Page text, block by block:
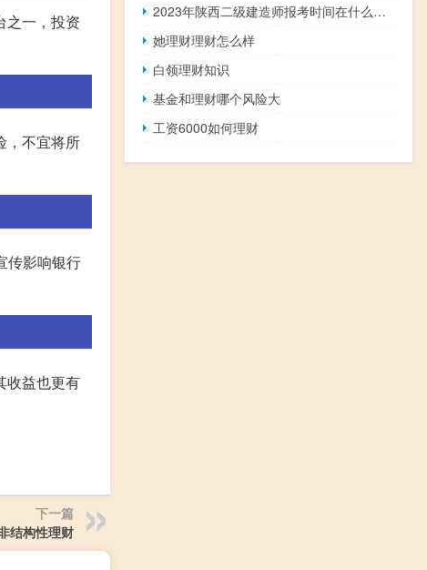
之一，投资
，不宜将所
传影响银行
收益也更有
下一篇
结构性理财
2023年陕西二级建造师报考时间在什么时候
她理财理财怎么样
白领理财知识
基金和理财哪个风险大
工资6000如何理财